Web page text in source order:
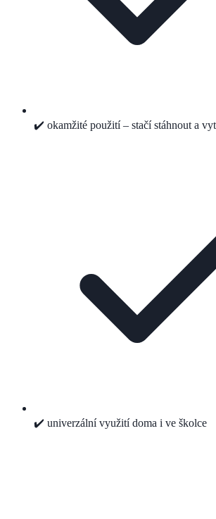
✔️ okamžité použití – stačí stáhnout a
✔️ univerzální využití doma i ve školce